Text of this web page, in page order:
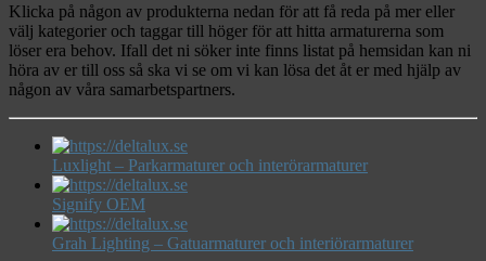
Klicka på någon av produkterna nedan för att få reda på mer eller
välj kategorier och taggar till höger för att hitta armaturerna som
löser era behov. Ifall det ni söker inte finns listat på hemsidan kan ni
höra av er till oss så ska vi se om vi kan lösa det åt er med hjälp av
någon av våra samarbetspartners.
Luxlight – Parkarmaturer och interörarmaturer
Signify OEM
Grah Lighting – Gatuarmaturer och interiörarmaturer